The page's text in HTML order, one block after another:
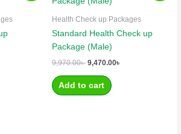
Health Check up Packages
Standard Health Check up
Package (Male)
9,970.00৳
was:
9,970.00৳ .
9,470.00৳
9,470.00৳ .
Add to cart